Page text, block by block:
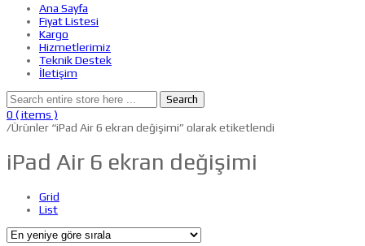
Ana Sayfa
Fiyat Listesi
Kargo
Hizmetlerimiz
Teknik Destek
İletişim
Search
0 ( items )
/Ürünler “iPad Air 6 ekran değişimi” olarak etiketlendi
iPad Air 6 ekran değişimi
Grid
List